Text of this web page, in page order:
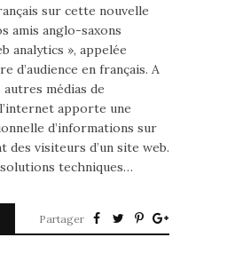
sur cette nouvelle
amis anglo-saxons
analytics », appelée
d’audience en français. A
médias de
apporte une
d’informations sur
des visiteurs d’un site web.
techniques…
Partager